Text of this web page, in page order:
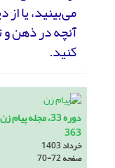
می‌بینید، یا
آنچه در ذهن
کنید.
363
خرداد 1403
صفحه70-72